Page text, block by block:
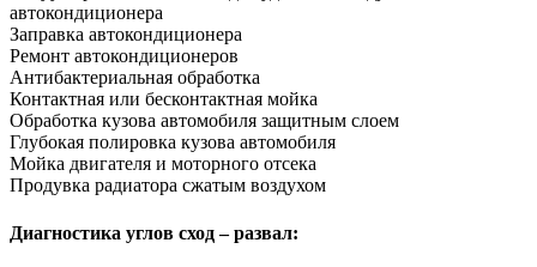
автокондиционера
Заправка автокондиционера
Ремонт автокондиционеров
Антибактериальная обработка
Контактная или бесконтактная мойка
Обработка кузова автомобиля защитным слоем
Глубокая полировка кузова автомобиля
Мойка двигателя и моторного отсека
Продувка радиатора сжатым воздухом
Диагностика углов сход – развал: